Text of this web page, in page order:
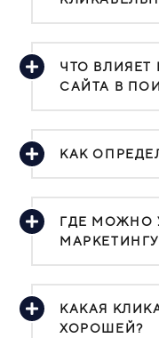
ЧТО ВЛИЯЕТ
САЙТА В
КАК
ГДЕ МОЖНО
КАКАЯ
ХОРОШЕЙ?